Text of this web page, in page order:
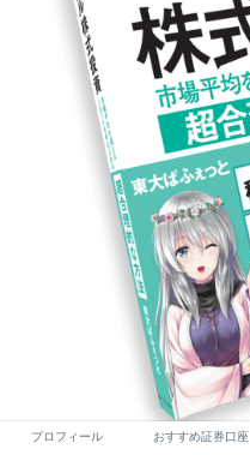
プロフィール おすすめ証券口座